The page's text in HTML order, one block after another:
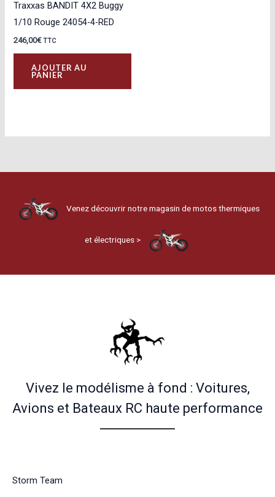
Traxxas BANDIT 4X2 Buggy
1/10 Rouge 24054-4-RED
246,00€ TTC
AJOUTER AU
PANIER
Venez découvrir notre magasin de motos thermiques
et électriques >
Vivez le modélisme à fond : Voitures,
Avions et Bateaux RC haute performance
Storm Team